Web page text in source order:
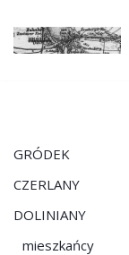
Przejdź
GRÓDEK
CZERLANY
DOLINIANY
mieszkańcy